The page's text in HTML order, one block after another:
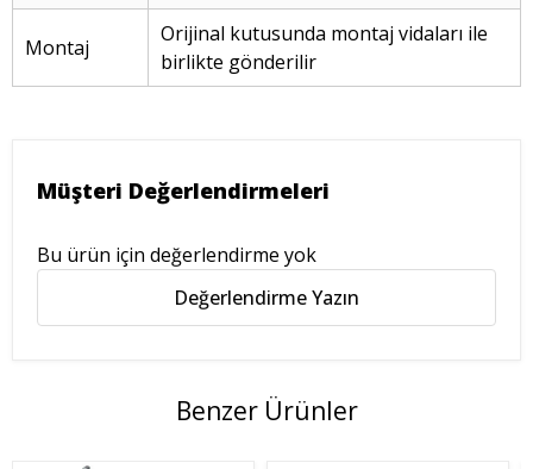
Montaj
Orijinal kutusunda montaj vidaları ile
birlikte gönderilir
Müşteri Değerlendirmeleri
Bu ürün için değerlendirme yok
Değerlendirme Yazın
Benzer Ürünler